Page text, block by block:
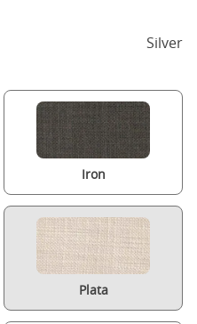
Silver
Iron
Plata